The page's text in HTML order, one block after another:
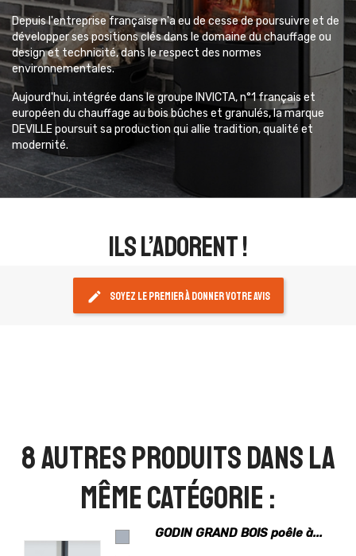
Depuis l'entreprise française n'a eu de cesse de poursuivre et de
développer ses positions clés dans le domaine du chauffage ou
design et technicité, dans le respect des normes
environnementales.
Aujourd'hui, intégrée dans le groupe INVICTA, n°1 français et
européen du chauffage au bois bûches et granulés, la marque
DEVILLE poursuit sa production qui allie tradition, qualité et
modernité.
ils l’adorent !
edit Soyez le premier à donner votre avis
8 autres produits dans la
même catégorie :
GODIN GRAND BOIS poêle à...